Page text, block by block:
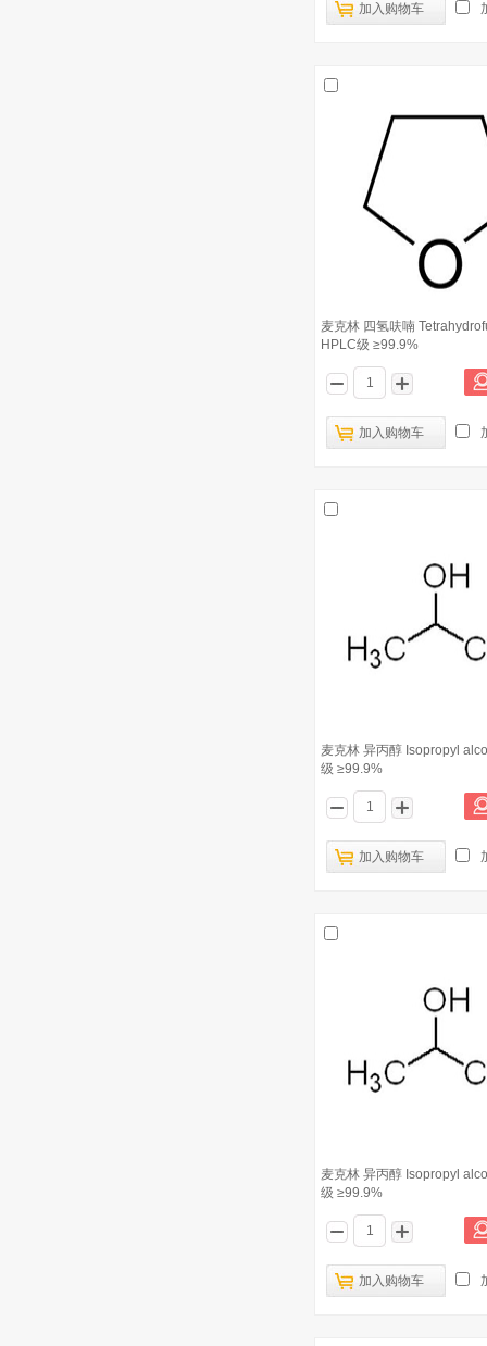
加入购物车
麦克林 四氢呋喃
HPLC级 ≥99.9%
加入购物车
麦克林 异丙醇 Isopropyl
级 ≥99.9%
加入购物车
麦克林 异丙醇 Isopropyl
级 ≥99.9%
加入购物车